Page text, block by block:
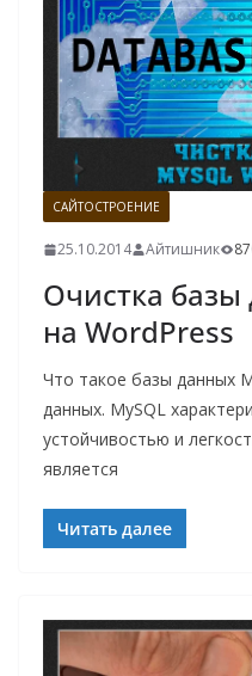
САЙТОСТРОЕНИЕ
25.10.2014 Айтишник
Очистка базы
на WordPress
Что такое базы данных
данных. MySQL
устойчивостью и
является
Читать далее